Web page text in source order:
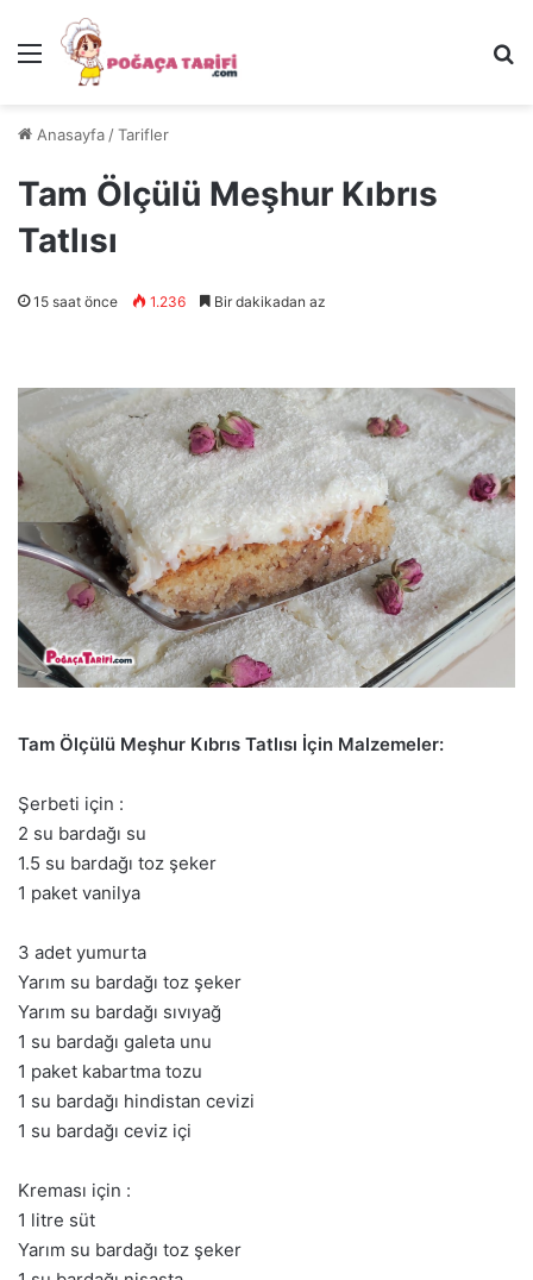
Menü
Anasayfa /Tarifler
Tam Ölçülü Meşhur Kıbrıs
Tatlısı
15 saat önce 1.236 Bir dakikadan az
Tam Ölçülü Meşhur Kıbrıs Tatlısı İçin Malzemeler:
Şerbeti için :
2 su bardağı su
1.5 su bardağı toz şeker
1 paket vanilya
3 adet yumurta
Yarım su bardağı toz şeker
Yarım su bardağı sıvıyağ
1 su bardağı galeta unu
1 paket kabartma tozu
1 su bardağı hindistan cevizi
1 su bardağı ceviz içi
Kreması için :
1 litre süt
Yarım su bardağı toz şeker